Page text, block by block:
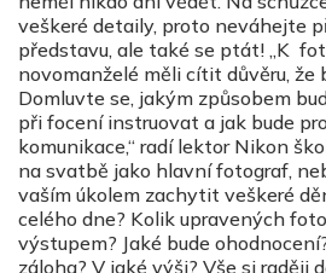
veškeré detaily, proto neváhejte
představu, ale také se ptát! „K
novomanželé měli cítit důvěru, že
Domluvte se, jakým způsobem
při focení instruovat a jak bude
komunikace,“ radí lektor Nikon
na svatbě jako hlavní fotograf,
vaším úkolem zachytit veškeré
celého dne? Kolik upravených
výstupem? Jaké bude
záloha? V jaké výši? Vše si raději